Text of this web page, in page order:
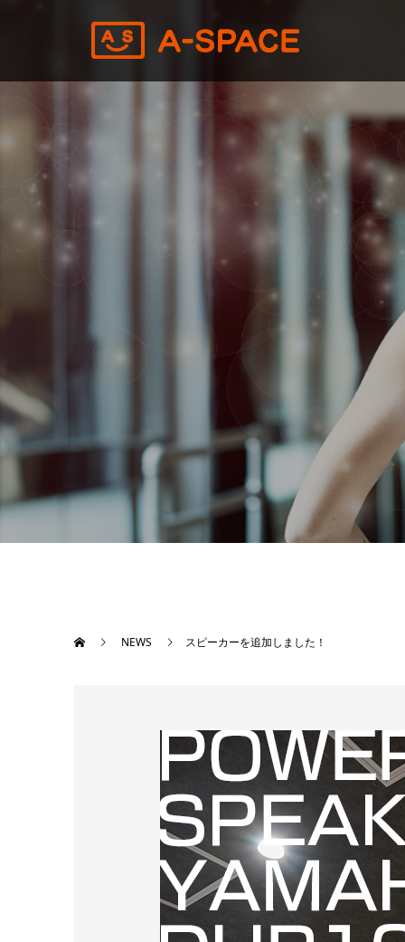
NEWS スピーカーを追加しました！